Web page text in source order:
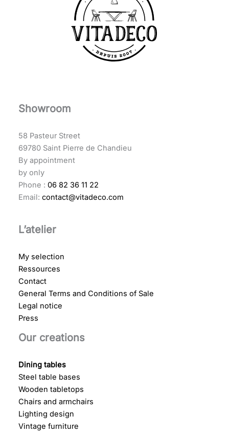
Showroom
58 Pasteur Street
69780 Saint Pierre de Chandieu
By appointment
by only
Phone : 06 82 36 11 22
Email: contact@vitadeco.com
L’atelier
My selection
Ressources
Contact
General Terms and Conditions of Sale
Legal notice
Press
Our creations
Dining tables
Steel table bases
Wooden tabletops
Chairs and armchairs
Lighting design
Vintage furniture